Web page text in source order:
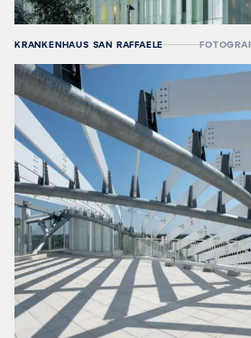
KRANKENHAUS SAN RAFFAELE